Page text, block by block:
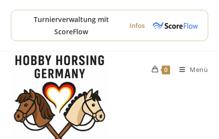
Inhalt
Turnierverwaltung mit
ScoreFlow
Infos
0 Menü